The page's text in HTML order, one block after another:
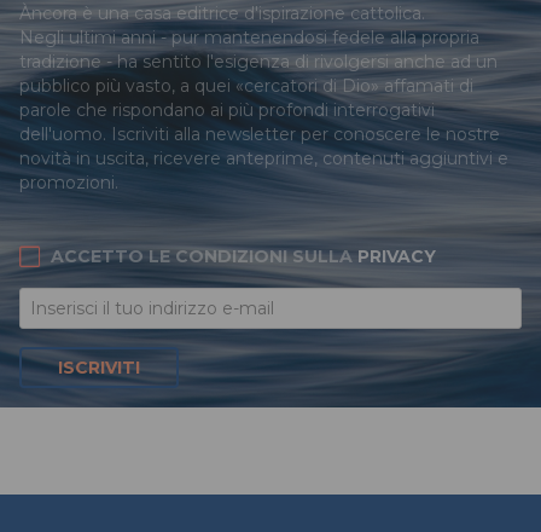
Àncora è una casa editrice d'ispirazione cattolica.
Negli ultimi anni - pur mantenendosi fedele alla propria
tradizione - ha sentito l'esigenza di rivolgersi anche ad un
pubblico più vasto, a quei «cercatori di Dio» affamati di
parole che rispondano ai più profondi interrogativi
dell'uomo. Iscriviti alla newsletter per conoscere le nostre
novità in uscita, ricevere anteprime, contenuti aggiuntivi e
promozioni.
ACCETTO LE CONDIZIONI SULLA PRIVACY
ISCRIVITI